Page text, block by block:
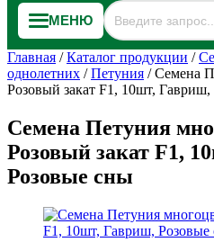
МЕНЮ
Главная /Каталог продукции /
однолетних /Петуния /Семена
Розовый закат F1, 10шт,
Семена Петуния
Розовый закат F1,
Розовые сны